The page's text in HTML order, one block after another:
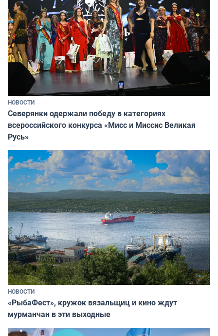
НОВОСТИ
Северянки одержали победу в категориях
всероссийского конкурса «Мисс и Миссис Великая
Русь»
НОВОСТИ
«РыбаФест», кружок вязальщиц и кино ждут
мурманчан в эти выходные